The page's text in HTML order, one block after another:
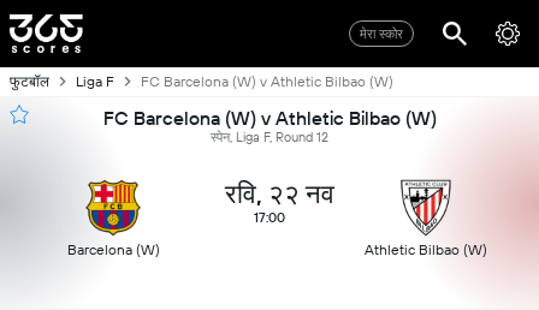
मेरा स्कोर
फुटबॉल Liga F FC Barcelona (W) v Athletic Bilbao (W)
FC Barcelona (W) v Athletic Bilbao (W)
स्पेन, Liga F, Round 12
Barcelona (W)
रवि, २२ नव
17:00
Athletic Bilbao (W)